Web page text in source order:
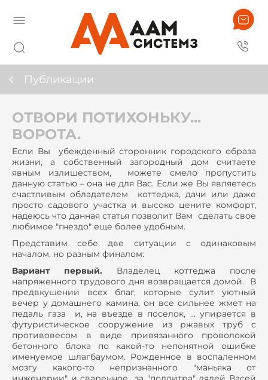
Публикации
ОТВОРИ ПОТИХОНЬКУ...
ВОРОТА.
Если Вы убежденный сторонник городского образа
жизни, а собственный загородный дом считаете
явным излишеством, можете смело пропустить
данную статью – она не для Вас. Если же Вы являетесь
счастливым обладателем коттеджа, дачи или даже
просто садового участка и высоко цените комфорт,
надеюсь что данная статья позволит Вам сделать свое
любимое "гнездо" еще более удобным.
Представим себе две ситуации с одинаковым
началом, но разным финалом:
Вариант первый. Владелец коттеджа после
напряженного трудового дня возвращается домой. В
предвкушении всех благ, которые сулит уютный
вечер у домашнего камина, он все сильнее жмет на
педаль газа и, на въезде в поселок, … упирается в
футуристическое сооружение из ржавых труб с
противовесом в виде привязанного проволокой
бетонного блока по какой-то непонятной ошибке
именуемое шлагбаумом. Рожденное в воспаленном
мозгу какого-то непризнанного "маньяка от